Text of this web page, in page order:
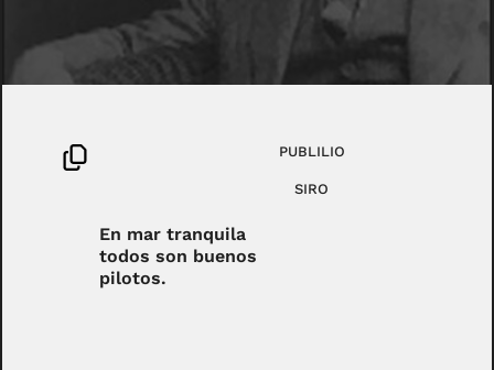
En mar tranquila
todos son buenos
pilotos.
PUBLILIO
SIRO